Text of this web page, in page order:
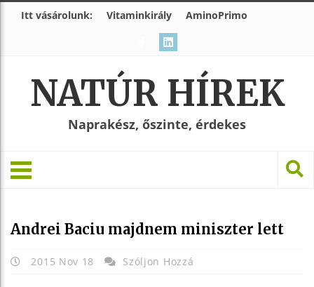
Itt vásárolunk: Vitaminkirály AminoPrimo
NATÚR HÍREK
Naprakész, őszinte, érdekes
Andrei Baciu majdnem miniszter lett
2015 Nov 18 Szóljon Hozzá